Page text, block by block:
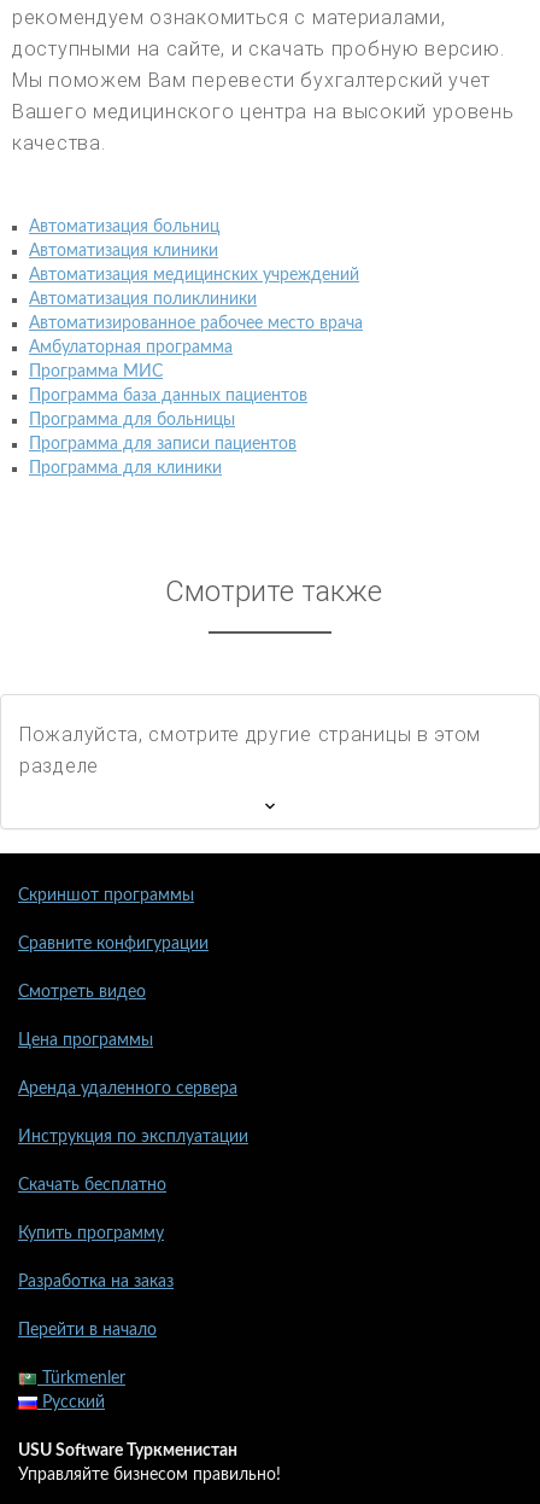
рекомендуем ознакомиться с материалами,
доступными на сайте, и скачать пробную версию.
Мы поможем Вам перевести бухгалтерский учет
Вашего медицинского центра на высокий уровень
качества.
Автоматизация больниц
Автоматизация клиники
Автоматизация медицинских учреждений
Автоматизация поликлиники
Автоматизированное рабочее место врача
Амбулаторная программа
Программа МИС
Программа база данных пациентов
Программа для больницы
Программа для записи пациентов
Программа для клиники
Смотрите также
Пожалуйста, смотрите другие страницы в этом
разделе
Скриншот программы
Сравните конфигурации
Смотреть видео
Цена программы
Аренда удаленного сервера
Инструкция по эксплуатации
Скачать бесплатно
Купить программу
Разработка на заказ
Перейти в начало
Türkmenler
Русский
USU Software Туркменистан
Управляйте бизнесом правильно!